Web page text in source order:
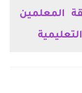
المعلمين